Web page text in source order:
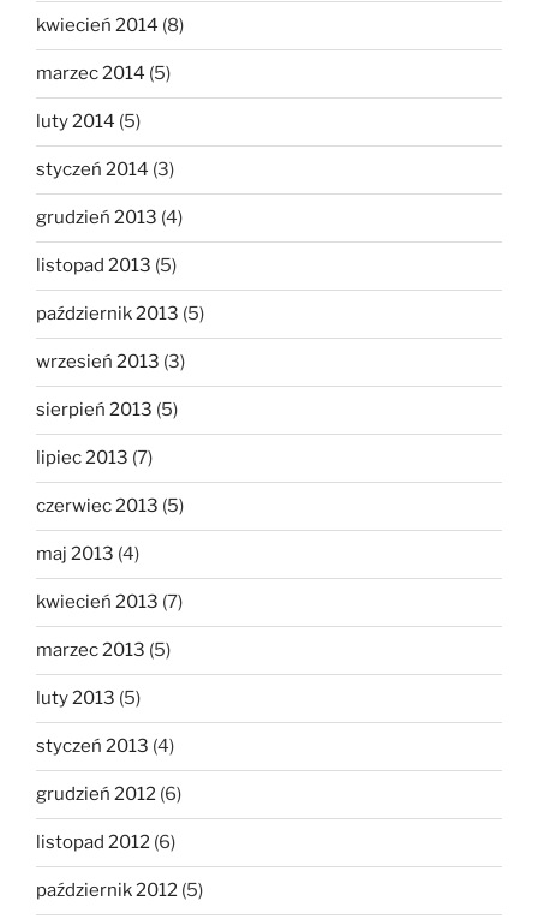
kwiecień 2014 (8)
marzec 2014 (5)
luty 2014 (5)
styczeń 2014 (3)
grudzień 2013 (4)
listopad 2013 (5)
październik 2013 (5)
wrzesień 2013 (3)
sierpień 2013 (5)
lipiec 2013 (7)
czerwiec 2013 (5)
maj 2013 (4)
kwiecień 2013 (7)
marzec 2013 (5)
luty 2013 (5)
styczeń 2013 (4)
grudzień 2012 (6)
listopad 2012 (6)
październik 2012 (5)